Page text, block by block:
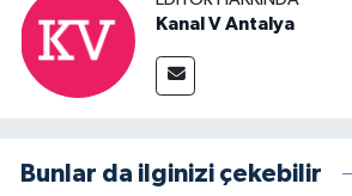
Kanal V Antalya
Bunlar da ilginizi çekebilir